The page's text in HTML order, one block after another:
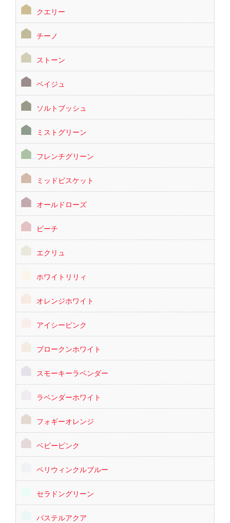
クエリー
チーノ
ストーン
ベイジュ
ソルトブッシュ
ミストグリーン
フレンチグリーン
ミッドビスケット
オールドローズ
ピーチ
エクリュ
ホワイトリリィ
オレンジホワイト
アイシーピンク
ブロークンホワイト
スモーキーラベンダー
ラベンダーホワイト
フォギーオレンジ
ベビーピンク
ペリウィンクルブルー
セラドングリーン
パステルアクア